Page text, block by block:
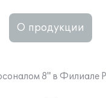
О продукции
8" в Филиале